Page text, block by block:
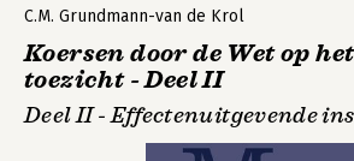
C.M. Grundmann-van de Krol
Koersen door de Wet op
toezicht - Deel II
Deel II - Effectenuitgevende